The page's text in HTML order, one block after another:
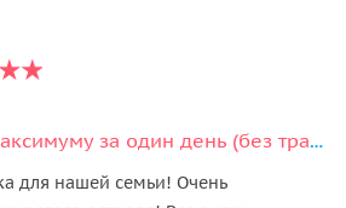
Нуса Пенида по-максимуму за один день (без трансфера из отеля)
для нашей семьи! Очень